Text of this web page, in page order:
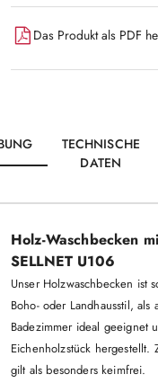
Das Produkt als PDF
TECHNISCHE
DATEN
Holz-Waschbecken
SELLNET U106
Unser Holzwaschbecken ist
Boho- oder Landhausstil,
Badezimmer ideal geeignet
Eichenholzstück
gilt als besonders keimfrei.